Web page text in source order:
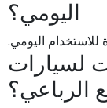
اليومي؟
للاستخدام اليومي.
لسيارات
الرباعي؟